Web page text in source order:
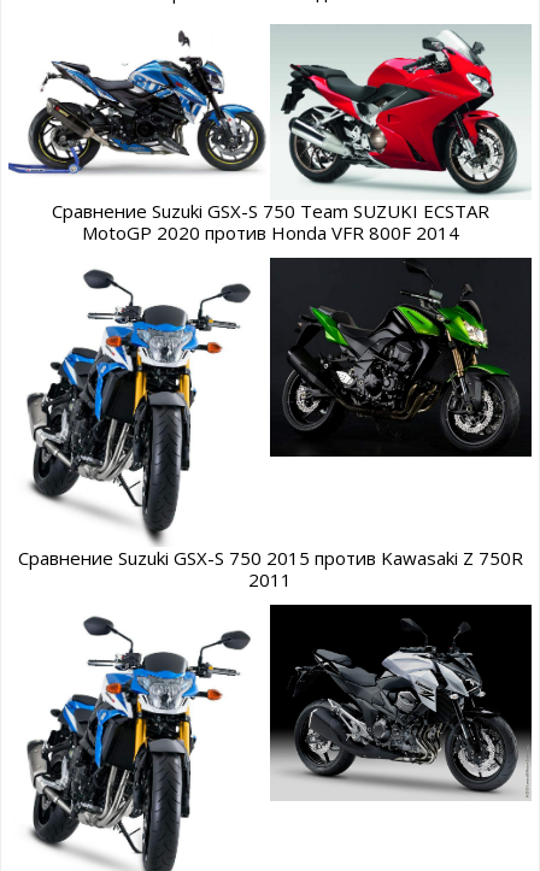
Сравнение Suzuki GSX-S 750 Team SUZUKI ECSTAR
MotoGP 2020 против Honda VFR 800F 2014
Сравнение Suzuki GSX-S 750 2015 против Kawasaki Z 750R
2011